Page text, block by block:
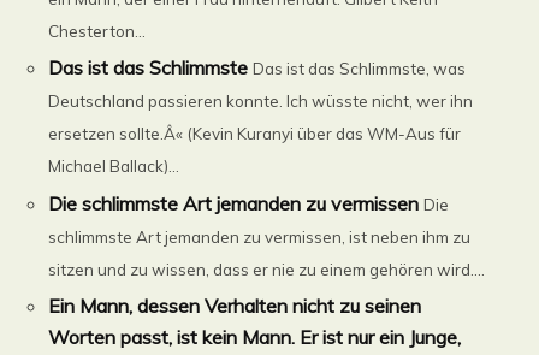
Chesterton...
Das ist das Schlimmste Das ist das Schlimmste, was
Deutschland passieren konnte. Ich wüsste nicht, wer ihn
ersetzen sollte.Â« (Kevin Kuranyi über das WM-Aus für
Michael Ballack)...
Die schlimmste Art jemanden zu vermissen Die
schlimmste Art jemanden zu vermissen, ist neben ihm zu
sitzen und zu wissen, dass er nie zu einem gehören wird....
Ein Mann, dessen Verhalten nicht zu seinen
Worten passt, ist kein Mann. Er ist nur ein Junge,